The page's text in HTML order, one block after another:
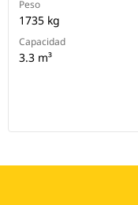
Peso
1735 kg
Capacidad
3.3 m³